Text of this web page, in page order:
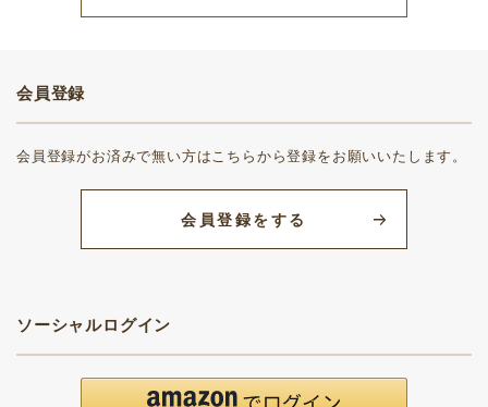
会員登録
会員登録がお済みで無い方はこちらから登録をお願いいたします。
会員登録をする
ソーシャルログイン